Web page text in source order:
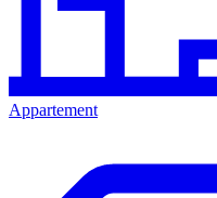
Appartement